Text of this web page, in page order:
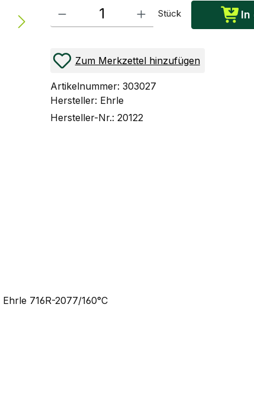
Produkt Anzahl: Gib den gewünschten Wert ein oder
Stück In
Zum Merkzettel hinzufügen
Artikelnummer: 303027
Hersteller: Ehrle
Hersteller-Nr.: 20122
716R-2077/160°C